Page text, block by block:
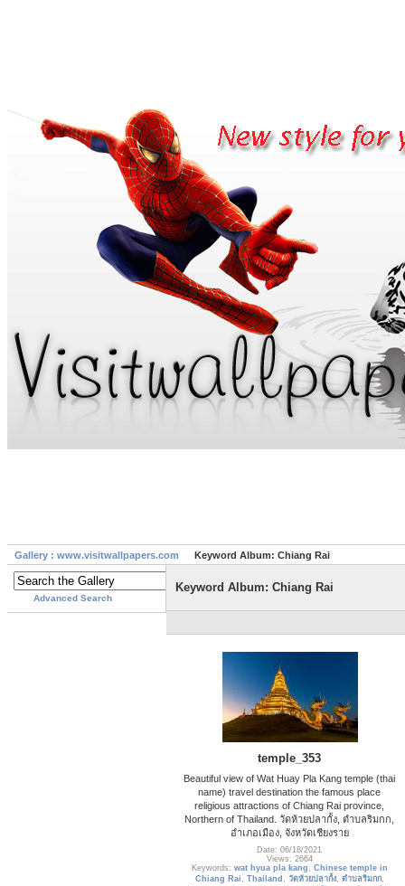
Gallery : www.visitwallpapers.com Keyword Album: Chiang Rai
Advanced Search
Keyword Album: Chiang Rai
temple_353
Beautiful view of Wat Huay Pla Kang temple (thai
name) travel destination the famous place
religious attractions of Chiang Rai province,
Northern of Thailand. วัดห้วยปลากั้ง, ตำบลริมกก,
อำเภอเมือง, จังหวัดเชียงราย
Date: 06/18/2021
Views: 2664
Keywords: wat hyua pla kang , Chinese temple in
Chiang Rai , Thailand , วัดห้วยปลากั้ง, ตำบลริมกก,